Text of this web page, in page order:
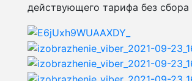
действующего тарифа без